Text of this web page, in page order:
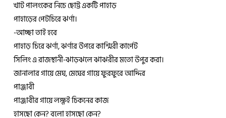
খাট পালংকের নিচে ছোট্ট একটি পাহাড়
পাহাড়ের পেটচিরে ঝর্ণা।
-আচ্ছা তাই হবে
পাহাড় চিরে ঝর্ণা, ঝর্ণার উপরে কাশ্মিরী কার্পেট
সিলিং এ রাজস্থানী-ঝাড়ঝলে ঝাঝরীর মতো উপুর করা।
জানালার গায়ে মেঘ, মেঘের গায়ে ফুরফুরে আদ্দির
পাঞ্জাবী
পাঞ্জাবীর গায়ে লক্ষ্ণই চিকনের কাজ
হাসছো কেন? বলো হাসছো কেন?